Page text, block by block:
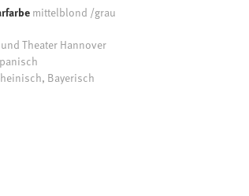
mittelblond /grau
Theater Hannover
Bayerisch